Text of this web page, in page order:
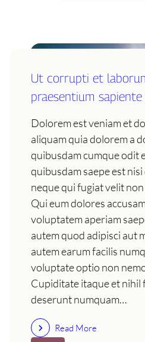
Ut corrupti et
praesentium
Dolorem est veniam et
aliquam quia dolorem a
quibusdam cumque odit
quibusdam saepe est nisi
neque qui fugiat velit
Qui eum dolores
voluptatem aperiam
autem quod adipisci aut
autem earum facilis
voluptate optio non
Cupiditate itaque et nihil
deserunt numquam…
Read More